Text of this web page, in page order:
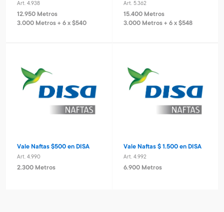
Art. 4.938
12.950 Metros
3.000 Metros + 6 x $540
Art. 5.362
15.400 Metros
3.000 Metros + 6 x $548
Vale Naftas $500 en DISA
Art. 4.990
2.300 Metros
Vale Naftas $ 1.500 en DISA
Art. 4.992
6.900 Metros